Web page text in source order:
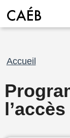
Fil
Accueil